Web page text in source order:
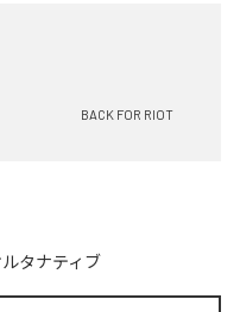
BACK FOR RIOT
タナティブ